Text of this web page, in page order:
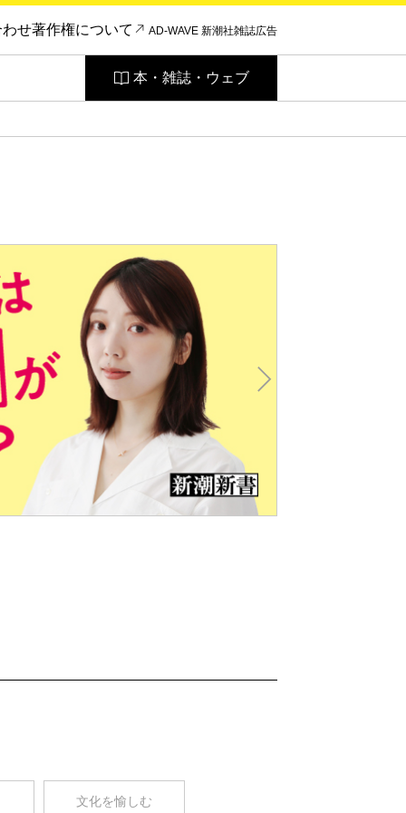
わせ著作権について AD-WAVE 新潮社雑誌広告
本・雑誌・ウェブ
文化を愉しむ